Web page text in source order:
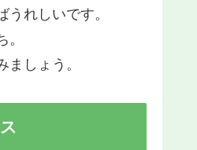
うれしいです。
ましょう。